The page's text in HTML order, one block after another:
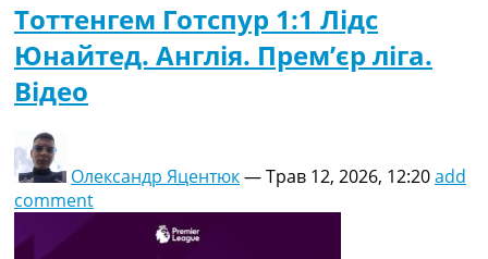
Тоттенгем Готспур 1:1 Лідс
Юнайтед. Англія. Прем’єр ліга.
Відео
Олександр Яцентюк—Трав 12, 2026, 12:20add
comment